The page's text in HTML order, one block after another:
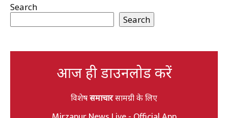
Search
Search
आज ही डाउनलोड करें
विशेषसमाचारसामग्री के लिए